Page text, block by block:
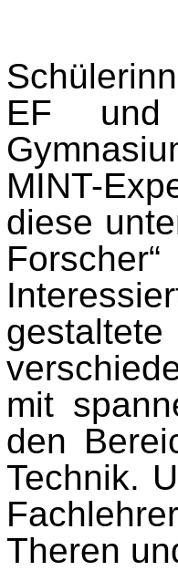
EF und
MINT-
diese
mit
den
Technik.
Theren